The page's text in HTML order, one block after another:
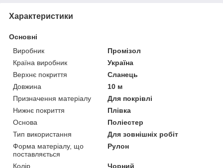
Характеристики
Основні
Виробник
Промізол
Країна виробник
Україна
Верхнє покриття
Сланець
Довжина
10 м
Призначення матеріалу
Для покрівлі
Нижнє покриття
Плівка
Основа
Поліестер
Тип використання
Для зовнішніх робіт
Форма матеріалу, що
поставляється
Рулон
Колір
Чорний